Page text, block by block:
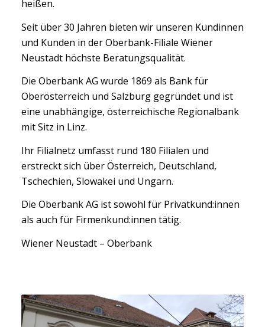
heißen.
Seit über 30 Jahren bieten wir unseren Kundinnen
und Kunden in der Oberbank-Filiale Wiener
Neustadt höchste Beratungsqualität.
Die Oberbank AG wurde 1869 als Bank für
Oberösterreich und Salzburg gegründet und ist
eine unabhängige, österreichische Regionalbank
mit Sitz in Linz.
Ihr Filialnetz umfasst rund 180 Filialen und
erstreckt sich über Österreich, Deutschland,
Tschechien, Slowakei und Ungarn.
Die Oberbank AG ist sowohl für Privatkund:innen
als auch für Firmenkund:innen tätig.
Wiener Neustadt – Oberbank